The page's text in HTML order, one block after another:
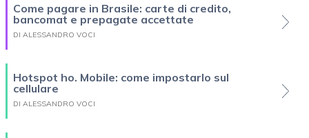
Come pagare in Brasile: carte di credito,
bancomat e prepagate accettate
DI ALESSANDRO VOCI
Hotspot ho. Mobile: come impostarlo sul
cellulare
DI ALESSANDRO VOCI